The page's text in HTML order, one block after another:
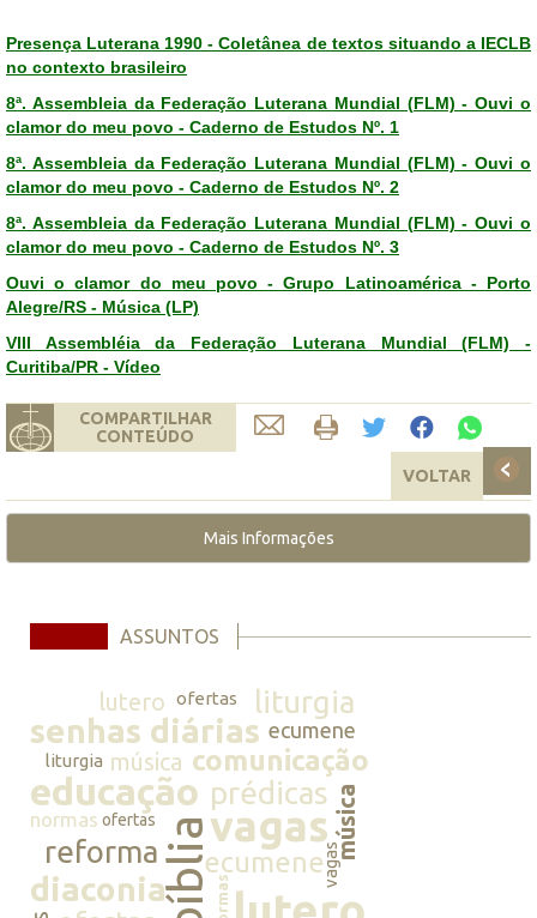
Presença Luterana 1990 - Coletânea de textos situando a IECLB
no contexto brasileiro
8ª. Assembleia da Federação Luterana Mundial (FLM) - Ouvi o
clamor do meu povo - Caderno de Estudos Nº. 1
8ª. Assembleia da Federação Luterana Mundial (FLM) - Ouvi o
clamor do meu povo - Caderno de Estudos Nº. 2
8ª. Assembleia da Federação Luterana Mundial (FLM) - Ouvi o
clamor do meu povo - Caderno de Estudos Nº. 3
Ouvi o clamor do meu povo - Grupo Latinoamérica - Porto
Alegre/RS - Música (LP)
VIII Assembléia da Federação Luterana Mundial (FLM) -
Curitiba/PR - Vídeo
COMPARTILHAR
CONTEÚDO
VOLTAR
Mais Informações
ASSUNTOS
lutero ofertas liturgia
senhas diárias ecumene
liturgia música comunicação
educação prédicasmúsica
normas ofertasbíbliavagas
reforma
diaconia
ecumenevagas
normas